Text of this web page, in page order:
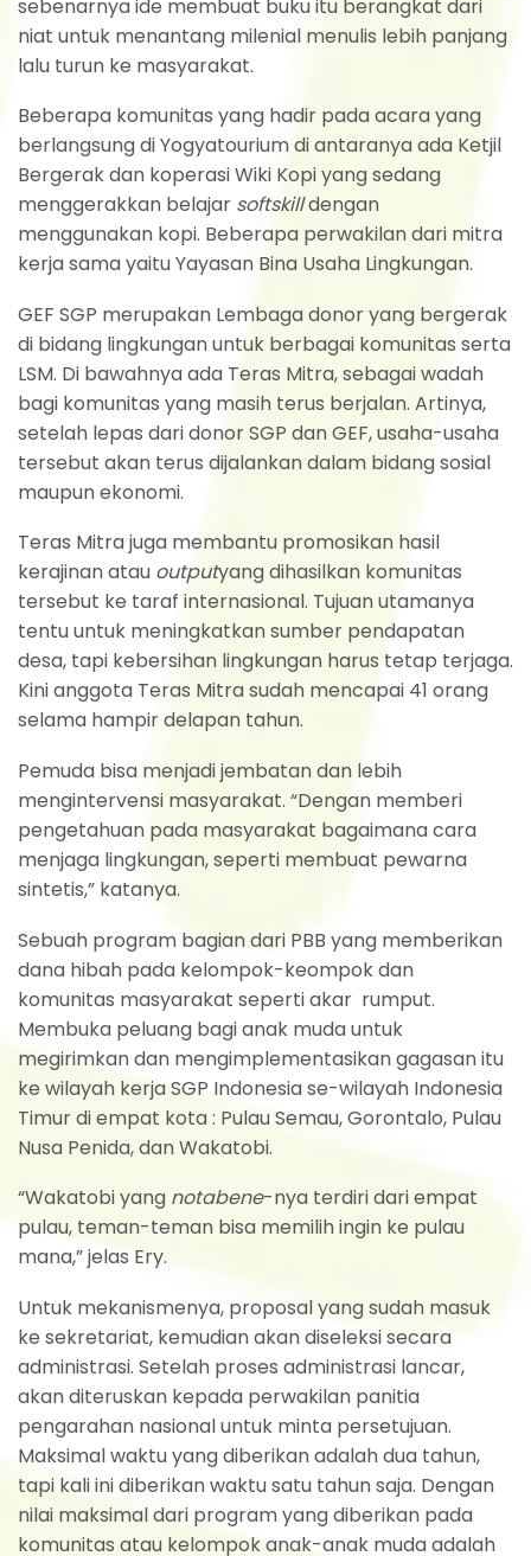
sebenarnya ide membuat buku itu berangkat dari
niat untuk menantang milenial menulis lebih panjang
lalu turun ke masyarakat.
Beberapa komunitas yang hadir pada acara yang
berlangsung di Yogyatourium di antaranya ada Ketjil
Bergerak dan koperasi Wiki Kopi yang sedang
menggerakkan belajar softskilldengan
menggunakan kopi. Beberapa perwakilan dari mitra
kerja sama yaitu Yayasan Bina Usaha Lingkungan.
GEF SGP merupakan Lembaga donor yang bergerak
di bidang lingkungan untuk berbagai komunitas serta
LSM. Di bawahnya ada Teras Mitra, sebagai wadah
bagi komunitas yang masih terus berjalan. Artinya,
setelah lepas dari donor SGP dan GEF, usaha-usaha
tersebut akan terus dijalankan dalam bidang sosial
maupun ekonomi.
Teras Mitra juga membantu promosikan hasil
kerajinan atau outputyang dihasilkan komunitas
tersebut ke taraf internasional. Tujuan utamanya
tentu untuk meningkatkan sumber pendapatan
desa, tapi kebersihan lingkungan harus tetap terjaga.
Kini anggota Teras Mitra sudah mencapai 41 orang
selama hampir delapan tahun.
Pemuda bisa menjadi jembatan dan lebih
mengintervensi masyarakat. “Dengan memberi
pengetahuan pada masyarakat bagaimana cara
menjaga lingkungan, seperti membuat pewarna
sintetis,” katanya.
Sebuah program bagian dari PBB yang memberikan
dana hibah pada kelompok-keompok dan
komunitas masyarakat seperti akar rumput.
Membuka peluang bagi anak muda untuk
megirimkan dan mengimplementasikan gagasan itu
ke wilayah kerja SGP Indonesia se-wilayah Indonesia
Timur di empat kota : Pulau Semau, Gorontalo, Pulau
Nusa Penida, dan Wakatobi.
“Wakatobi yang notabene-nya terdiri dari empat
pulau, teman-teman bisa memilih ingin ke pulau
mana,” jelas Ery.
Untuk mekanismenya, proposal yang sudah masuk
ke sekretariat, kemudian akan diseleksi secara
administrasi. Setelah proses administrasi lancar,
akan diteruskan kepada perwakilan panitia
pengarahan nasional untuk minta persetujuan.
Maksimal waktu yang diberikan adalah dua tahun,
tapi kali ini diberikan waktu satu tahun saja. Dengan
nilai maksimal dari program yang diberikan pada
komunitas atau kelompok anak-anak muda adalah